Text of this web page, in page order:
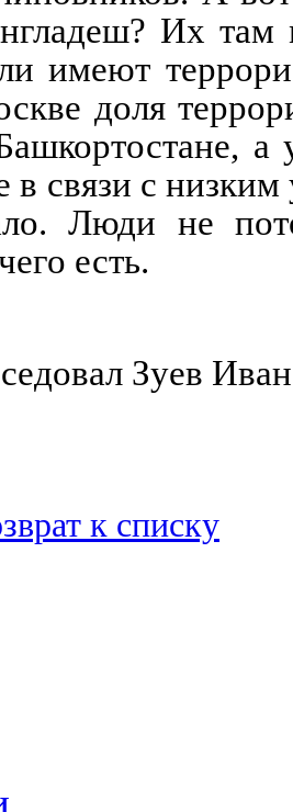
Их там
имеют
доля
в связи с
Люди не
есть.
Зуев Иван
к списку